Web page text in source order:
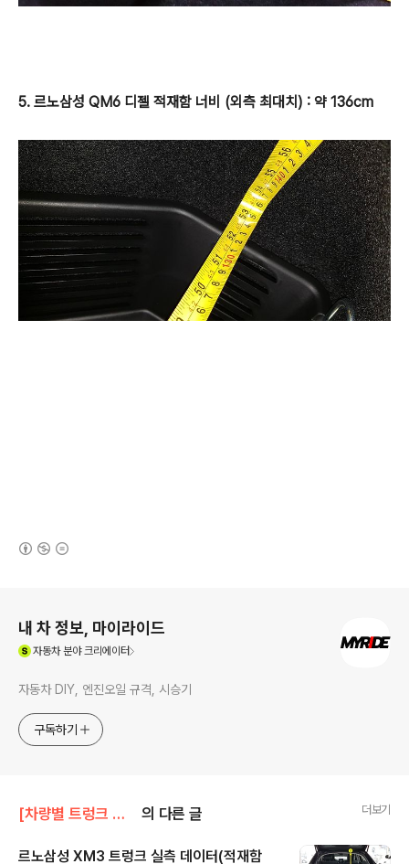
5. 르노삼성 QM6 디젤 적재함 너비 (외측 최대치) : 약 136cm
내 차 정보, 마이라이드
자동차분야 크리에이터
자동차 DIY, 엔진오일 규격, 시승기
구독하기
[차량별 트렁크 실측]/르노삼성 트렁크 의 다른 글 더보기
르노삼성 XM3 트렁크 실측 데이터(적재함